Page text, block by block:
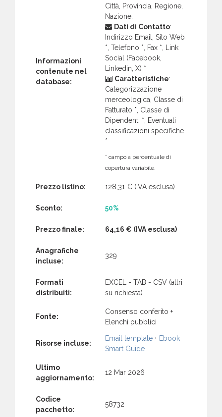
Informazioni
contenute nel
database:
Città, Provincia, Regione,
Nazione.
Dati di Contatto:
Indirizzo Email, Sito Web
*, Telefono *, Fax *, Link
Social (Facebook,
Linkedin, X) *
Caratteristiche:
Categorizzazione
merceologica, Classe di
Fatturato *, Classe di
Dipendenti *, Eventuali
classificazioni specifiche
*
* campo a percentuale di
copertura variabile.
Prezzo listino: 128,31 € (IVA esclusa)
Sconto: 50%
Prezzo finale: 64,16 € (IVA esclusa)
Anagrafiche
incluse:
329
Formati
distribuiti:
EXCEL - TAB - CSV (altri
su richiesta)
Fonte:
Consenso conferito +
Elenchi pubblici
Risorse incluse:
Email template + Ebook
Smart Guide
Ultimo
aggiornamento:
12 Mar 2026
Codice
pacchetto:
58732